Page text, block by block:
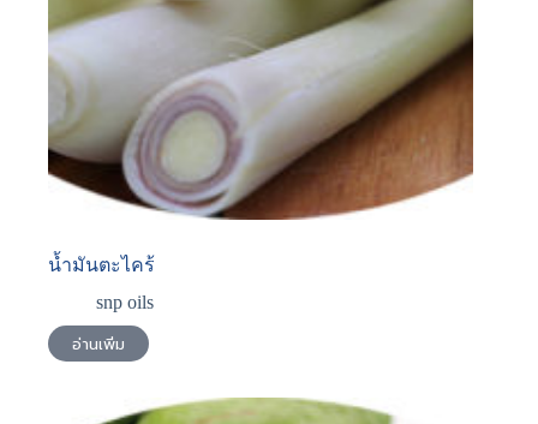
น้ำมันตะไคร้
snp oils
อ่านเพิ่ม